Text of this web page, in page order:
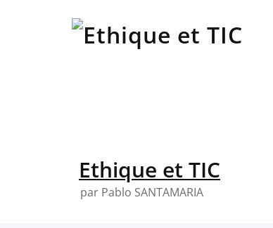
Ethique et TIC
par Pablo SANTAMARIA